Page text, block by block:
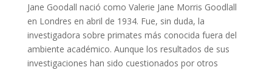
Jane Goodall nació como Valerie Jane Morris Goodlall
en Londres en abril de 1934. Fue, sin duda, la
investigadora sobre primates más conocida fuera del
ambiente académico. Aunque los resultados de sus
investigaciones han sido cuestionados por otros